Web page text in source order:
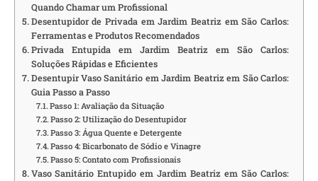
Quando Chamar um Profissional
Desentupidor de Privada em Jardim Beatriz em São Carlos:
Ferramentas e Produtos Recomendados
Privada Entupida em Jardim Beatriz em São Carlos:
Soluções Rápidas e Eficientes
Desentupir Vaso Sanitário em Jardim Beatriz em São Carlos:
Guia Passo a Passo
Passo 1: Avaliação da Situação
Passo 2: Utilização do Desentupidor
Passo 3: Água Quente e Detergente
Passo 4: Bicarbonato de Sódio e Vinagre
Passo 5: Contato com Profissionais
Vaso Sanitário Entupido em Jardim Beatriz em São Carlos: